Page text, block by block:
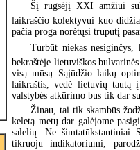
Šį rugsėjį XXI amžiui
laikraščio kolektyvui kuo
pačia proga norėtųsi truputį
Turbūt niekas nesiginčys,
bekraštėje lietuviškos
visą mūsų Sąjūdžio laikų
laikraštis, vedė lietuvių tautą
valstybės atkūrimo bus tik dar
Žinau, tai tik skambūs
keletą metų dar galėjome
salelių. Ne
tikruoju indikatoriumi,